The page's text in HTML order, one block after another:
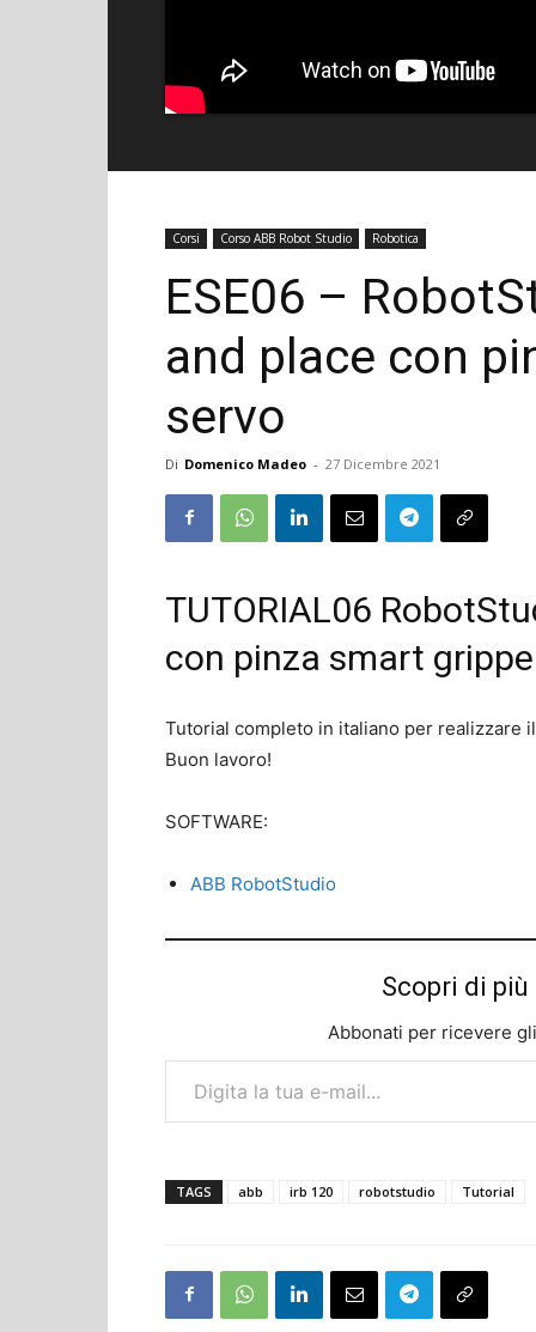
Corsi Corso ABB Robot Studio Robotica
ESE06 –
and place con
servo
Di Domenico Madeo - 27 Dicembre 2021
TUTORIAL06
con pinza smart
Tutorial completo in italiano per realizzare
Buon lavoro!
SOFTWARE:
ABB RobotStudio
Scopri di
Abbonati per ricevere
Digita la tua e-mail...
TAGS abb irb 120 robotstudio Tutorial